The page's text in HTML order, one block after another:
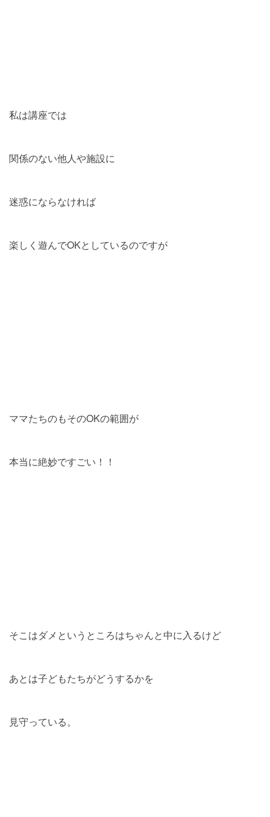
私は講座では
関係のない他人や施設に
迷惑にならなければ
楽しく遊んでOKとしているのですが
ママたちのもそのOKの範囲が
本当に絶妙ですごい！！
そこはダメというところはちゃんと中に入るけど
あとは子どもたちがどうするかを
見守っている。